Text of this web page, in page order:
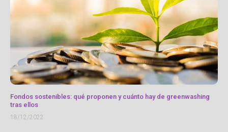
Fondos sostenibles: qué proponen y cuánto hay de greenwashing
tras ellos
18/12/2022